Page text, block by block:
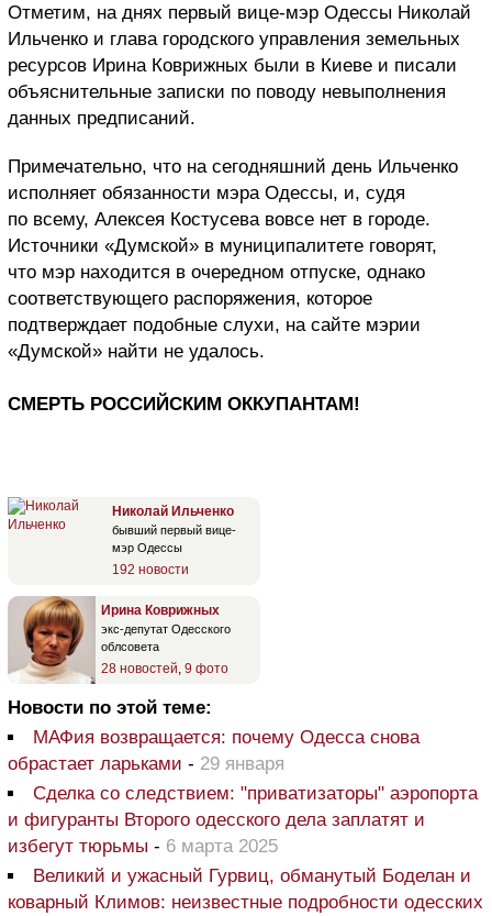
Отметим, на днях первый вице-мэр Одессы Николай
Ильченко и глава городского управления земельных
ресурсов Ирина Коврижных были в Киеве и писали
объяснительные записки по поводу невыполнения
данных предписаний.
Примечательно, что на сегодняшний день Ильченко
исполняет обязанности мэра Одессы, и, судя
по всему, Алексея Костусева вовсе нет в городе.
Источники «Думской» в муниципалитете говорят,
что мэр находится в очередном отпуске, однако
соответствующего распоряжения, которое
подтверждает подобные слухи, на сайте мэрии
«Думской» найти не удалось.
СМЕРТЬ РОССИЙСКИМ ОККУПАНТАМ!
Николай Ильченко
бывший первый вице-
мэр Одессы
192 новости
Ирина Коврижных
экс-депутат Одесского
облсовета
28 новостей 9 фото
Новости по этой теме:
МАФия возвращается: почему Одесса снова
обрастает ларьками - 29 января
Сделка со следствием: "приватизаторы" аэропорта
и фигуранты Второго одесского дела заплатят и
избегут тюрьмы - 6 марта 2025
Великий и ужасный Гурвиц, обманутый Боделан и
коварный Климов: неизвестные подробности одесских